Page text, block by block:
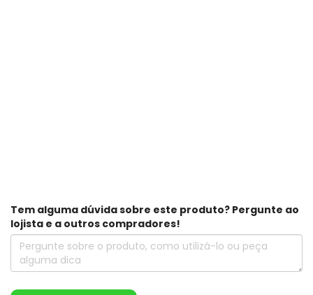
Tem alguma dúvida sobre este produto? Pergunte ao
lojista e a outros compradores!